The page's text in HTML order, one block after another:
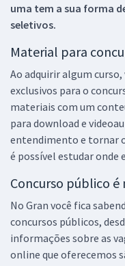
uma tem a sua forma
seletivos.
Material para
Ao adquirir algum
exclusivos para o
materiais com um
para download e
entendimento e tornar
é possível estudar onde
Concurso público é
No Gran você fica
concursos públicos,
informações sobre as
online que oferecemos